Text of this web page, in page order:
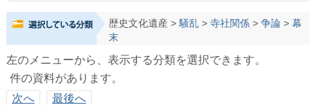
歴史文化遺産>騒乱> 寺社関係> 争論> 幕
末
左のメニューから、表示する分類を選択できます。
件の資料があります。
次へ
最後へ